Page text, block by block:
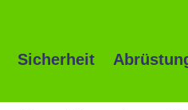
Sicherheit